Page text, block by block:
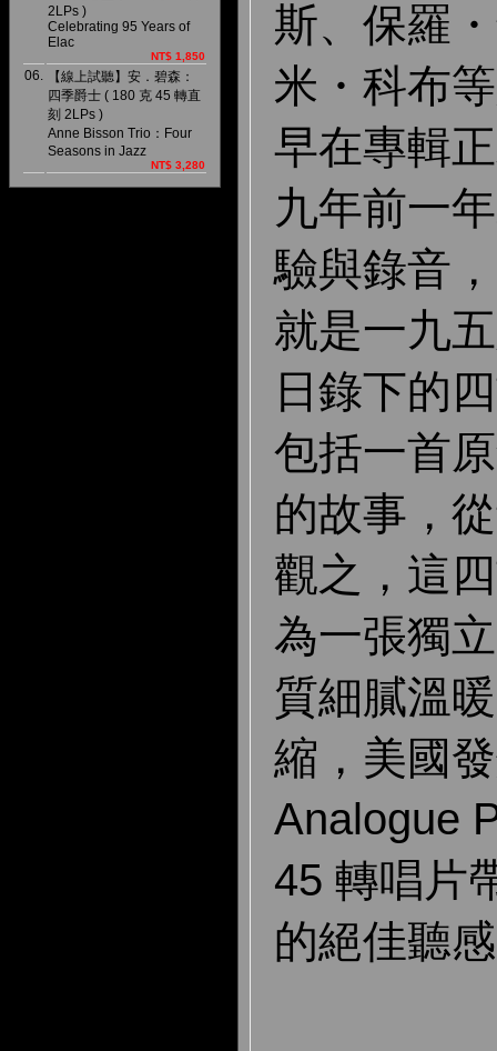
2LPs )
Celebrating 95 Years of
Elac
NT$ 1,850
06.
【線上試聽】安．碧森：
四季爵士 ( 180 克 45 轉直
刻 2LPs )
Anne Bisson Trio：Four
Seasons in Jazz
NT$ 3,280
斯、保羅
米・科布
早在專輯
九年前一
驗與錄音
就是一九
日錄下的
包括一首
的故事，
觀之，這
為一張獨
質細膩溫
縮，美國
Analogue
45 轉唱片
的絕佳聽